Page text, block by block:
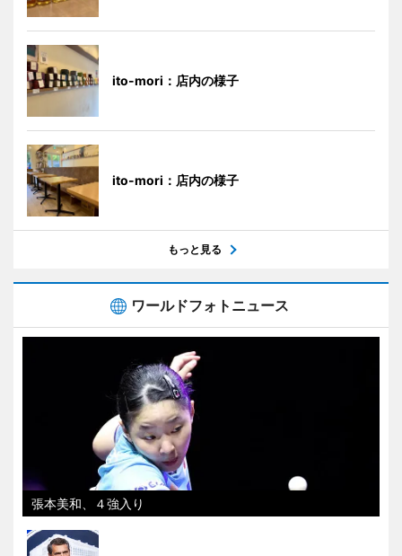
ito-mori：店内の様子
ito-mori：店内の様子
もっと見る
ワールドフォトニュース
張本美和、４強入り